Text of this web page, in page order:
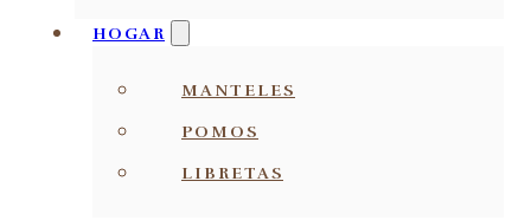
HOGAR
MANTELES
POMOS
LIBRETAS